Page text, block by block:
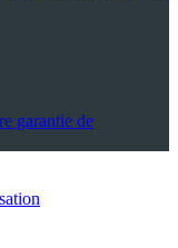
garantie de